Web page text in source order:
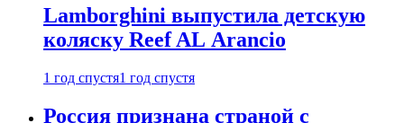
Lamborghini выпустила детскую
коляску Reef AL Arancio
1 год спустя1 год спустя
Россия признана страной с